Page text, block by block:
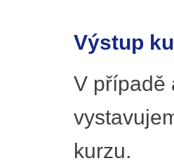
Výstup
V případě
kurzu.